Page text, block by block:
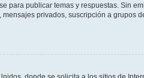
para publicar temas y respuestas. Sin
privados, suscripción a grupos